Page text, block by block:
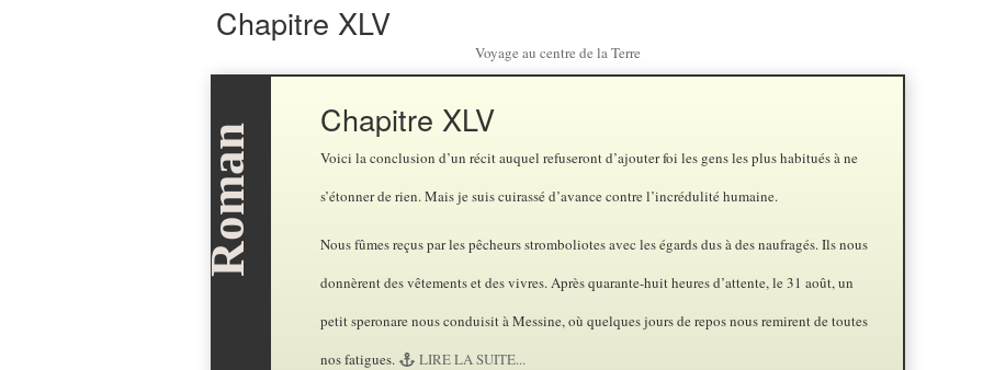
Chapitre XLV
Voyage au centre de la Terre
Chapitre XLV
Voici la conclusion d’un récit auquel refuseront d’ajouter foi les gens les plus habitués à ne
s’étonner de rien. Mais je suis cuirassé d’avance contre l’incrédulité humaine.
Nous fûmes reçus par les pêcheurs stromboliotes avec les égards dus à des naufragés. Ils nous
donnèrent des vêtements et des vivres. Après quarante-huit heures d’attente, le 31 août, un
petit speronare nous conduisit à Messine, où quelques jours de repos nous remirent de toutes
nos fatigues.
LIRE LA SUITE...